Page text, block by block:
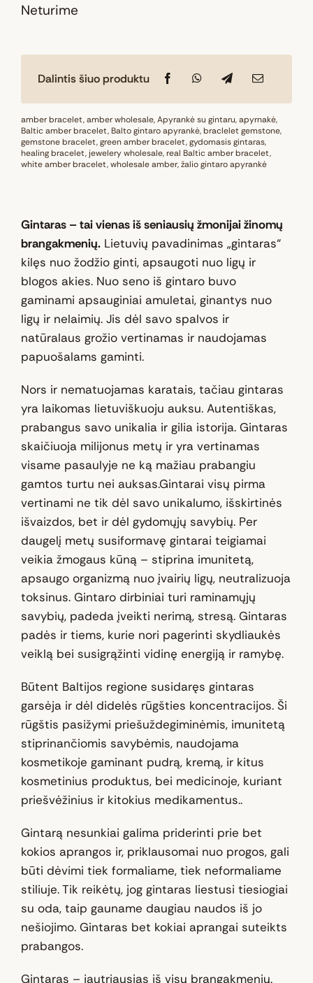
Neturime
Dalintis šiuo produktu
amber bracelet,amber wholesale,Apyrankė su gintaru,apyrnakė,
Baltic amber bracelet,Balto gintaro apyrankė,braclelet gemstone,
gemstone bracelet,green amber bracelet,gydomasis gintaras,
healing bracelet, jewelery wholesale,real Baltic amber bracelet,
white amber bracelet,wholesale amber,žalio gintaro apyrankė
Gintaras – tai vienas iš seniausių žmonijai žinomų
brangakmenių.Lietuvių pavadinimas „gintaras“
kilęs nuo žodžio ginti, apsaugoti nuo ligų ir
blogos akies. Nuo seno iš gintaro buvo
gaminami apsauginiai amuletai, ginantys nuo
ligų ir nelaimių. Jis dėl savo spalvos ir
natūralaus grožio vertinamas ir naudojamas
papuošalams gaminti.
Nors ir nematuojamas karatais, tačiau gintaras
yra laikomas lietuviškuoju auksu. Autentiškas,
prabangus savo unikalia ir gilia istorija. Gintaras
skaičiuoja milijonus metų ir yra vertinamas
visame pasaulyje ne ką mažiau prabangiu
gamtos turtu nei auksas.Gintarai visų pirma
vertinami ne tik dėl savo unikalumo, išskirtinės
išvaizdos, bet ir dėl gydomųjų savybių. Per
daugelį metų susiformavę gintarai teigiamai
veikia žmogaus kūną – stiprina imunitetą,
apsaugo organizmą nuo įvairių ligų, neutralizuoja
toksinus. Gintaro dirbiniai turi raminamųjų
savybių, padeda įveikti nerimą, stresą. Gintaras
padės ir tiems, kurie nori pagerinti skydliaukės
veiklą bei susigrąžinti vidinę energiją ir ramybę.
Būtent Baltijos regione susidaręs gintaras
garsėja ir dėl didelės rūgšties koncentracijos. Ši
rūgštis pasižymi priešuždegiminėmis, imunitetą
stiprinančiomis savybėmis, naudojama
kosmetikoje gaminant pudrą, kremą, ir kitus
kosmetinius produktus, bei medicinoje, kuriant
priešvėžinius ir kitokius medikamentus..
Gintarą nesunkiai galima priderinti prie bet
kokios aprangos ir, priklausomai nuo progos, gali
būti dėvimi tiek formaliame, tiek neformaliame
stiliuje. Tik reikėtų, jog gintaras liestusi tiesiogiai
su oda, taip gauname daugiau naudos iš jo
nešiojimo. Gintaras bet kokiai aprangai suteikts
prabangos.
Gintaras – jautriausias iš visų brangakmenių.